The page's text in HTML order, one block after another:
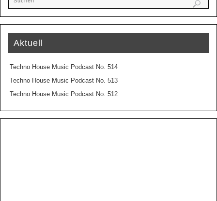
Aktuell
Techno House Music Podcast No. 514
Techno House Music Podcast No. 513
Techno House Music Podcast No. 512